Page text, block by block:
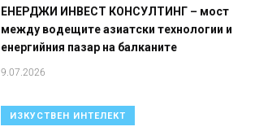
ЕНЕРДЖИ ИНВЕСТ КОНСУЛТИНГ – мост
между водещите азиатски технологии и
енергийния пазар на балканите
9.07.2026
ИЗКУСТВЕН ИНТЕЛЕКТ